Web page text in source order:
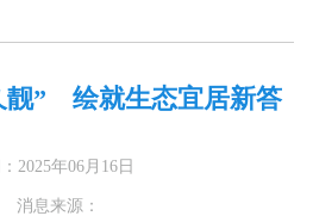
靓” 绘就生态宜居新答
2025年06月16日
消息来源：